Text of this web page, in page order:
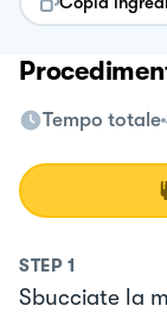
Tempo totale
STEP 1
Sbucciate la